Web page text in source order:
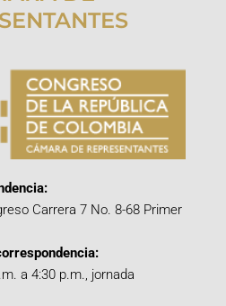
Carrera 7 No. 8-68 Primer
a 4:30 p.m., jornada